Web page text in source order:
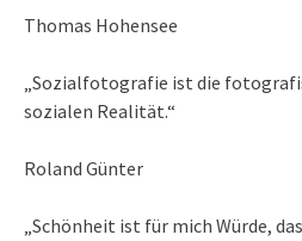
Thomas Hohensee
„Sozialfotografie ist die
sozialen Realität.“
Roland Günter
„Schönheit ist für mich Würde,